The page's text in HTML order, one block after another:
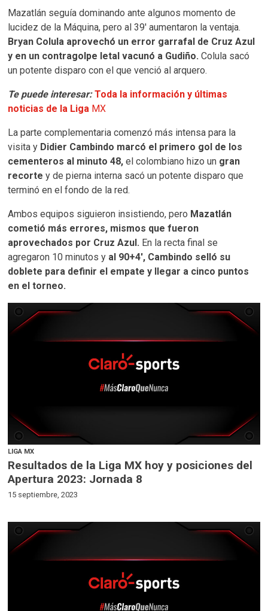
Mazatlán seguía dominando ante algunos momento de
lucidez de la Máquina, pero al 39′ aumentaron la ventaja.
Bryan Colula aprovechó un error garrafal de Cruz Azul
y en un contragolpe letal vacunó a Gudiño. Colula sacó
un potente disparo con el que venció al arquero.
Te puede interesar:Toda la información y últimas
noticias de la Liga MX
La parte complementaria comenzó más intensa para la
visita y Didier Cambindo marcó el primero gol de los
cementeros al minuto 48, el colombiano hizo un gran
recorte y de pierna interna sacó un potente disparo que
terminó en el fondo de la red.
Ambos equipos siguieron insistiendo, pero Mazatlán
cometió más errores, mismos que fueron
aprovechados por Cruz Azul. En la recta final se
agregaron 10 minutos y al 90+4′, Cambindo selló su
doblete para definir el empate y llegar a cinco puntos
en el torneo.
LIGA MX
Resultados de la Liga MX hoy y posiciones del
Apertura 2023: Jornada 8
15 septiembre, 2023